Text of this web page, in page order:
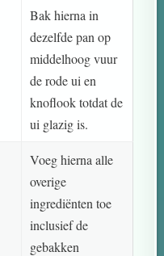
Bak hierna in
dezelfde pan op
middelhoog vuur
de rode ui en
knoflook totdat de
ui glazig is.
Voeg hierna alle
overige
ingrediënten toe
inclusief de
gebakken